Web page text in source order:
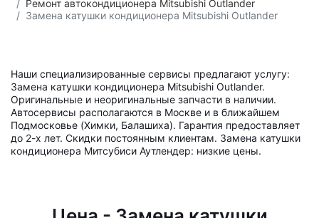
Ремонт автокондиционера Mitsubishi Outlander
Замена катушки кондиционера Mitsubishi Outlander
Наши специализированные сервисы предлагают услугу:
Замена катушки кондиционера Mitsubishi Outlander.
Оригинальные и неоригинальные запчасти в наличии.
Автосервисы располагаются в Москве и в ближайшем
Подмосковье (Химки, Балашиха). Гарантия предоставляет
до 2-х лет. Скидки постоянным клиентам. Замена катушки
кондиционера Митсубиси Аутлендер: низкие цены.